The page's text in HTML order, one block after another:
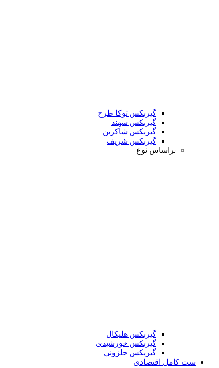
گیربکس توکا طرح
گیربکس سهند
گیربکس شاکرین
گیربکس شریف
براساس نوع
گیربکس هلیکال
گیربکس خورشیدی
گیربکس حلزونی
ست کامل اقتصادی